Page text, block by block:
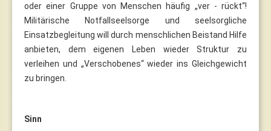
oder einer Gruppe von Menschen häufig „ver - rückt“!
Militärische Notfallseelsorge und seelsorgliche
Einsatzbegleitung will durch menschlichen Beistand Hilfe
anbieten, dem eigenen Leben wieder Struktur zu
verleihen und „Verschobenes“ wieder ins Gleichgewicht
zu bringen.
Sinn